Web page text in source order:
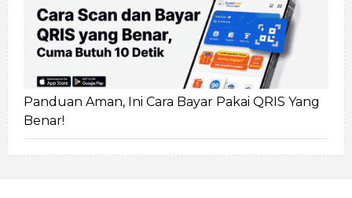
Panduan Aman, Ini Cara Bayar Pakai QRIS Yang
Benar!